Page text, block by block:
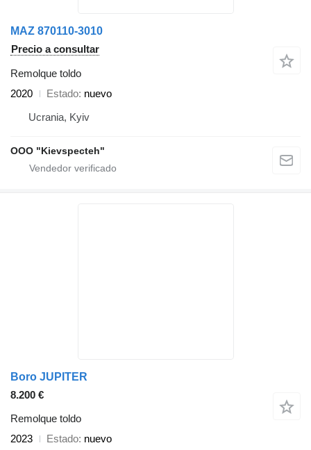
MAZ 870110-3010
Precio a consultar
Remolque toldo
2020
Estado nuevo
Ucrania, Kyiv
OOO "Kievspecteh"
Boro JUPITER
8.200 €
Remolque toldo
2023
Estado nuevo